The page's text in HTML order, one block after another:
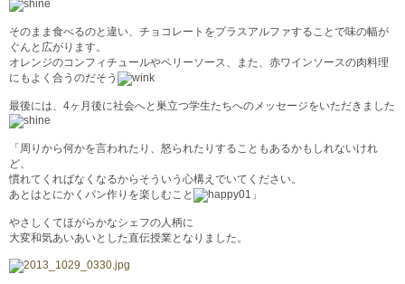
そのまま食べるのと違い、チョコレートをプラスアルファすることで味の幅が
ぐんと広がります。
オレンジのコンフィチュールやベリーソース、また、赤ワインソースの肉料理
にもよく合うのだそう
最後には、4ヶ月後に社会へと巣立つ学生たちへのメッセージをいただきました
「周りから何かを言われたり、怒られたりすることもあるかもしれないけれ
ど、
慣れてくればなくなるからそういう心構えでいてください。
あとはとにかくパン作りを楽しむこと
」
やさしくてほがらかなシェフの人柄に
大変和気あいあいとした直伝授業となりました。